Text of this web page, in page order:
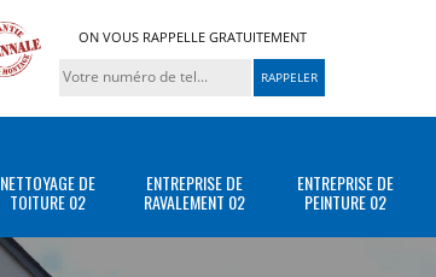
ON VOUS RAPPELLE GRATUITEMENT
NETTOYAGE DE
TOITURE 02
ENTREPRISE DE
RAVALEMENT 02
ENTREPRISE DE
PEINTURE 02